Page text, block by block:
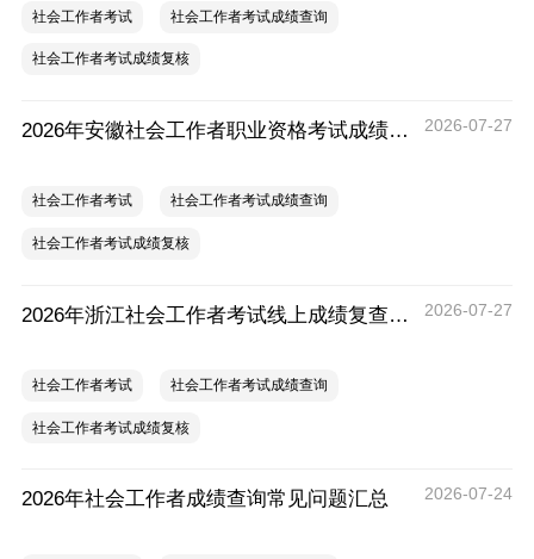
社会工作者考试 社会工作者考试成绩查询
社会工作者考试成绩复核
2026年安徽社会工作者职业资格考试成绩复查的通知 2026-07-27
社会工作者考试 社会工作者考试成绩查询
社会工作者考试成绩复核
2026年浙江社会工作者考试线上成绩复查申请的通知 2026-07-27
社会工作者考试 社会工作者考试成绩查询
社会工作者考试成绩复核
2026年社会工作者成绩查询常见问题汇总 2026-07-24